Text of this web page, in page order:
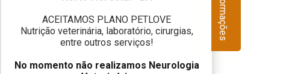
ACEITAMOS PLANO PETLOVE
Nutrição veterinária, laboratório, cirurgias,
entre outros serviços!
No momento não realizamos Neurologia
Informações